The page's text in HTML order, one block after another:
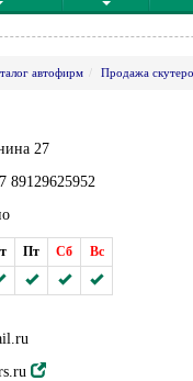
автофирм Продажа
27
89129625952
Пт Сб Вс